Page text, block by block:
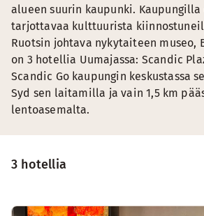
3 hotellia
alueen suurin kaupunki. Kaupungilla
tarjottavaa kulttuurista
Ruotsin johtava nykytaiteen museo,
on 3 hotellia Uumajassa: Scandic
Scandic Go kaupungin keskustassa
Syd sen laitamilla ja vain 1,5 km
lentoasemalta.